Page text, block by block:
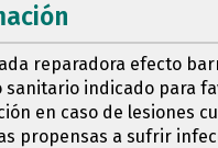
reparadora efecto
sanitario indicado para
en caso de lesiones
propensas a sufrir